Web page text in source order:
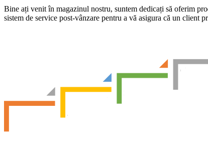
Bine ați venit în magazinul nostru, suntem dedicați să oferim
sistem de service post-vânzare pentru a vă asigura că un